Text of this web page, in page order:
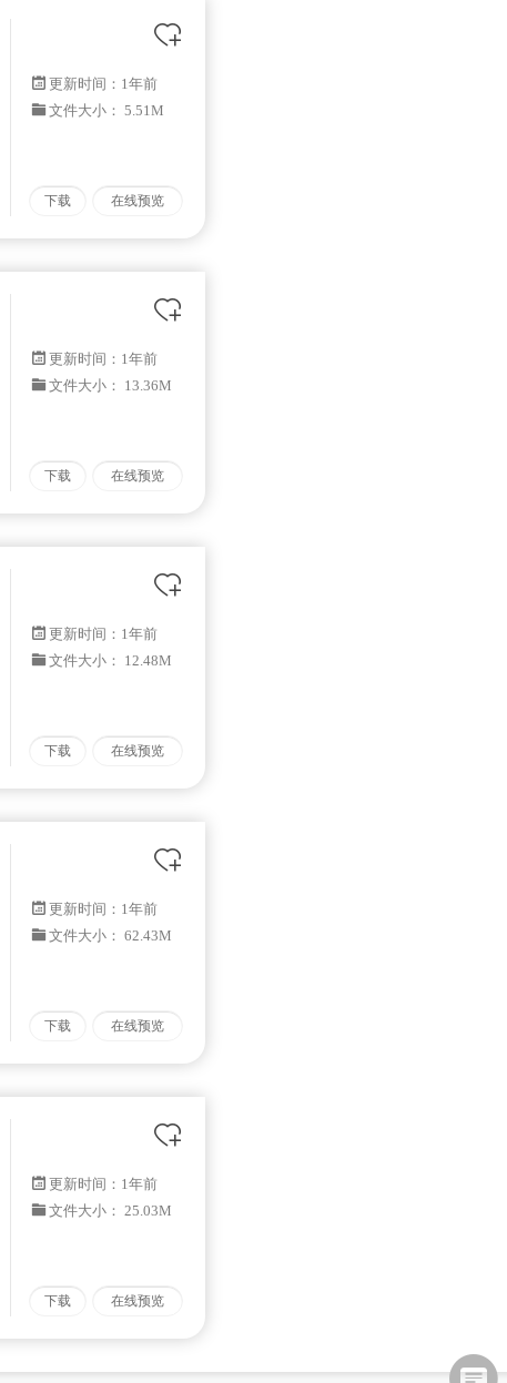
更新时间： 1年前
文件大小： 5.51M
下载 在线预览
更新时间： 1年前
文件大小： 13.36M
下载 在线预览
更新时间： 1年前
文件大小： 12.48M
下载 在线预览
更新时间： 1年前
文件大小： 62.43M
下载 在线预览
更新时间： 1年前
文件大小： 25.03M
下载 在线预览